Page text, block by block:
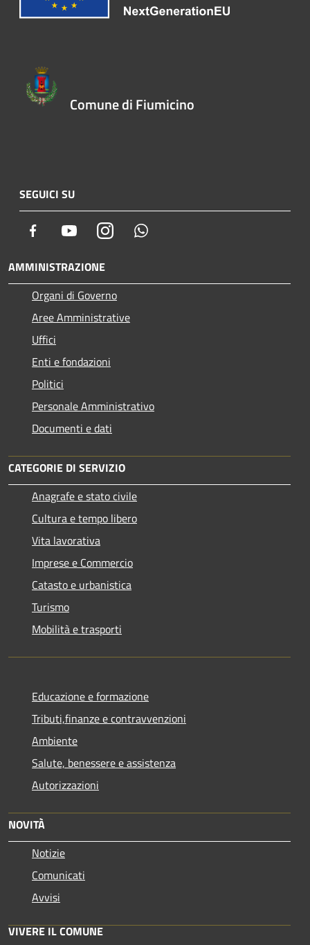
Comune di Fiumicino
SEGUICI SU
Facebook YoutubeInstagram
AMMINISTRAZIONE
Organi di Governo
Aree Amministrative
Uffici
Enti e fondazioni
Politici
Personale Amministrativo
Documenti e dati
CATEGORIE DI SERVIZIO
Anagrafe e stato civile
Cultura e tempo libero
Vita lavorativa
Imprese e Commercio
Catasto e urbanistica
Turismo
Mobilità e trasporti
Educazione e formazione
Tributi,finanze e contravvenzioni
Ambiente
Salute, benessere e assistenza
Autorizzazioni
NOVITÀ
Notizie
Comunicati
Avvisi
VIVERE IL COMUNE